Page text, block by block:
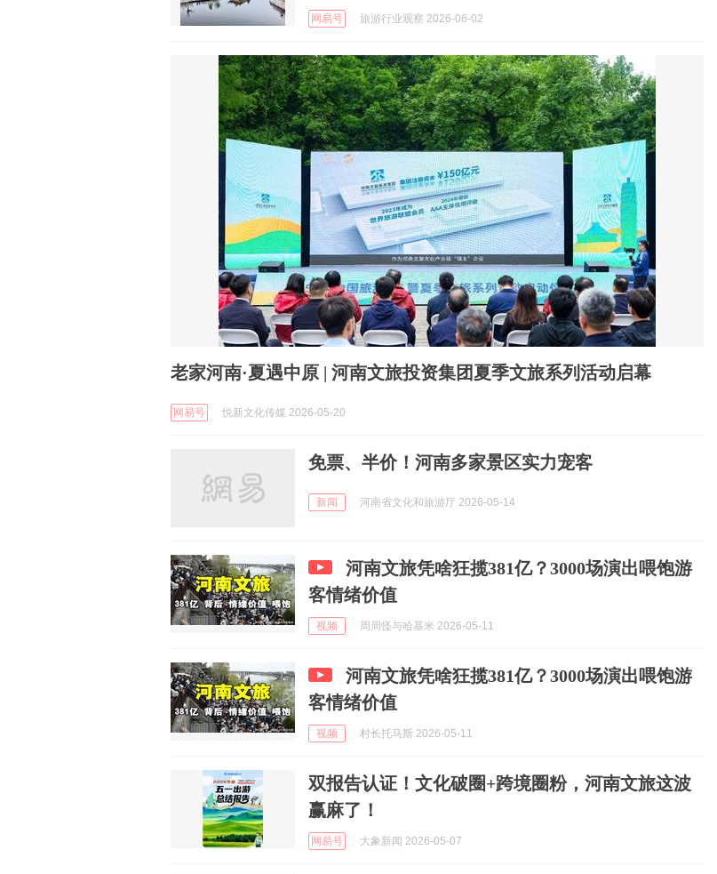
网易号 旅游行业观察 2026-06-02
老家河南·夏遇中原 | 河南文旅投资集团夏季文旅系列活动启幕
网易号 悦新文化传媒 2026-05-20
免票、半价！河南多家景区实力宠客
新闻 河南省文化和旅游厅 2026-05-14
河南文旅凭啥狂揽381亿？3000场演出喂饱游
客情绪价值
视频 周周怪与哈基米 2026-05-11
河南文旅凭啥狂揽381亿？3000场演出喂饱游
客情绪价值
视频 村长托马斯 2026-05-11
双报告认证！文化破圈+跨境圈粉，河南文旅这波
赢麻了！
网易号 大象新闻 2026-05-07